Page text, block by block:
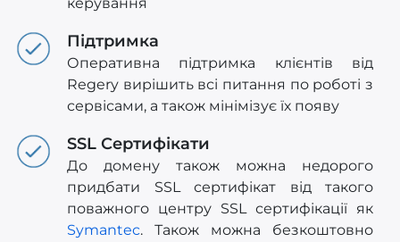
керування
Підтримка
Оперативна підтримка клієнтів від
Regery вирішить всі питання по роботі з
сервісами, а також мінімізує їх появу
SSL Сертифікати
До домену також можна недорого
придбати SSL сертифікат від такого
поважного центру SSL сертифікації як
Symantec. Також можна безкоштовно